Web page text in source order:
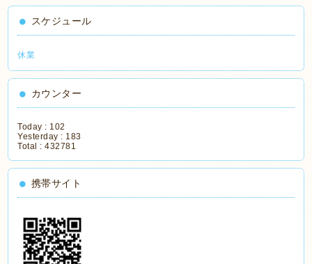
スケジュール
休業
カウンター
Today : 102
Yesterday : 183
Total :432781
携帯サイト